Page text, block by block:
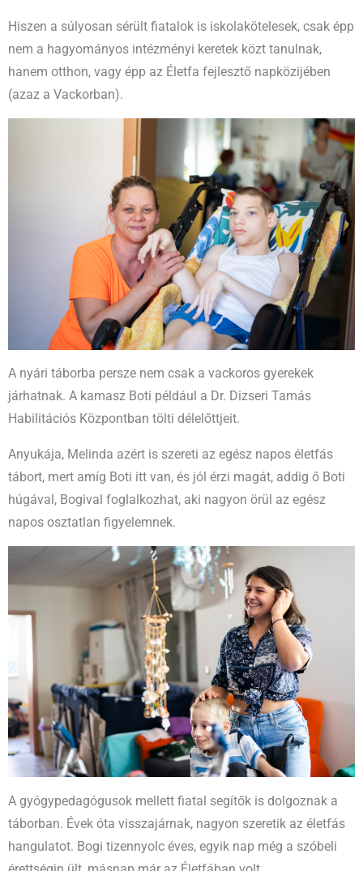
Hiszen a súlyosan sérült fiatalok is iskolakötelesek, csak épp
nem a hagyományos intézményi keretek közt tanulnak,
hanem otthon, vagy épp az Életfa fejlesztő napközijében
(azaz a Vackorban).
A nyári táborba persze nem csak a vackoros gyerekek
járhatnak. A kamasz Boti például a Dr. Dizseri Tamás
Habilitációs Központban tölti délelőttjeit.
Anyukája, Melinda azért is szereti az egész napos életfás
tábort, mert amíg Boti itt van, és jól érzi magát, addig ő Boti
húgával, Bogival foglalkozhat, aki nagyon örül az egész
napos osztatlan figyelemnek.
A gyógypedagógusok mellett fiatal segítők is dolgoznak a
táborban. Évek óta visszajárnak, nagyon szeretik az életfás
hangulatot. Bogi tizennyolc éves, egyik nap még a szóbeli